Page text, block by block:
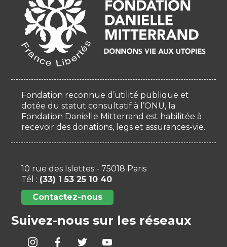
Fondation reconnue d’utilité publique et
dotée du statut consultatif à l’ONU, la
Fondation Danielle Mitterrand est habilitée à
recevoir des donations, legs et assurances-vie.
10 rue des Islettes - 75018 Paris
Tél : (33) 1 53 25 10 40
Contactez-nous
Suivez-nous sur les réseaux